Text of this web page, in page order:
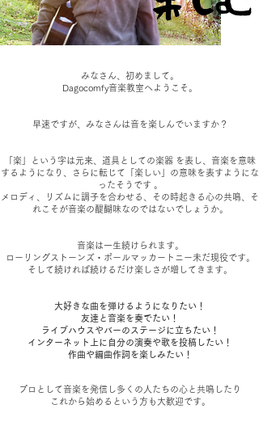
みなさん、初めまして。
Dagocomfy音楽教室へようこそ。
​早速ですが、みなさんは音を楽しんでいますか？
「楽」という字は元来、道具としての楽器 を表し、音楽を意味
するようになり、さらに転じて「楽しい」の意味を表すようにな
ったそうです 。
メロディ、リズムに調子を合わせる、その時起きる心の共鳴、そ
れこそが音楽の醍醐味なのではないでしょうか。
音楽は一生続けられます。
ローリングストーンズ・ポールマッカートニー未だ現役です。
そして続ければ続けるだけ楽しさが増してきます。
大好きな曲を弾けるようになりたい！
友達と音楽を奏でたい！
ライブハウスやバーのステージに立ちたい！
インターネット上に自分の演奏や歌を投稿したい！
作曲や編曲作詞を楽しみたい！
プロとして音楽を発信し多くの人たちの心と共鳴したり
これから始めるという方も大歓迎です。